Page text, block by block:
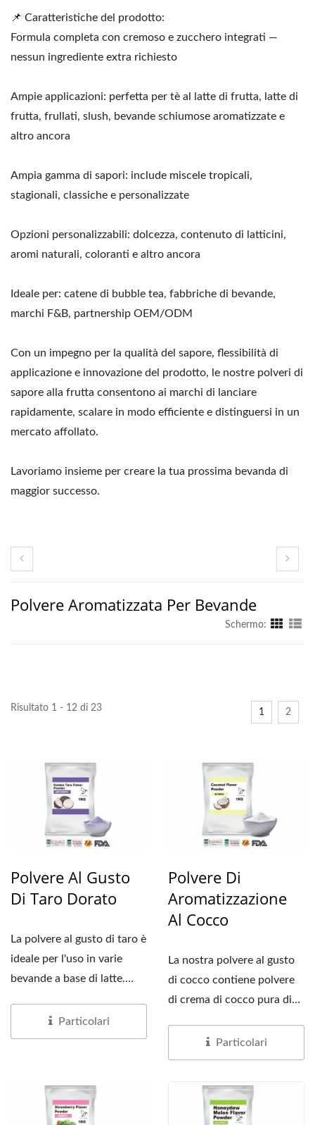
📌 Caratteristiche del prodotto:
Formula completa con cremoso e zucchero integrati —
nessun ingrediente extra richiesto
Ampie applicazioni: perfetta per tè al latte di frutta, latte di
frutta, frullati, slush, bevande schiumose aromatizzate e
altro ancora
Ampia gamma di sapori: include miscele tropicali,
stagionali, classiche e personalizzate
Opzioni personalizzabili: dolcezza, contenuto di latticini,
aromi naturali, coloranti e altro ancora
Ideale per: catene di bubble tea, fabbriche di bevande,
marchi F&B, partnership OEM/ODM
Con un impegno per la qualità del sapore, flessibilità di
applicazione e innovazione del prodotto, le nostre polveri di
sapore alla frutta consentono ai marchi di lanciare
rapidamente, scalare in modo efficiente e distinguersi in un
mercato affollato.
Lavoriamo insieme per creare la tua prossima bevanda di
maggior successo.
Polvere Aromatizzata Per Bevande
Schermo:
Risultato 1 - 12 di 23 1 2
Polvere Al Gusto
Di Taro Dorato
La polvere al gusto di taro è
ideale per l'uso in varie
bevande a base di latte.
Particolari
Polvere Di
Aromatizzazione
Al Cocco
La nostra polvere al gusto
di cocco contiene polvere
di crema di cocco pura di
Particolari